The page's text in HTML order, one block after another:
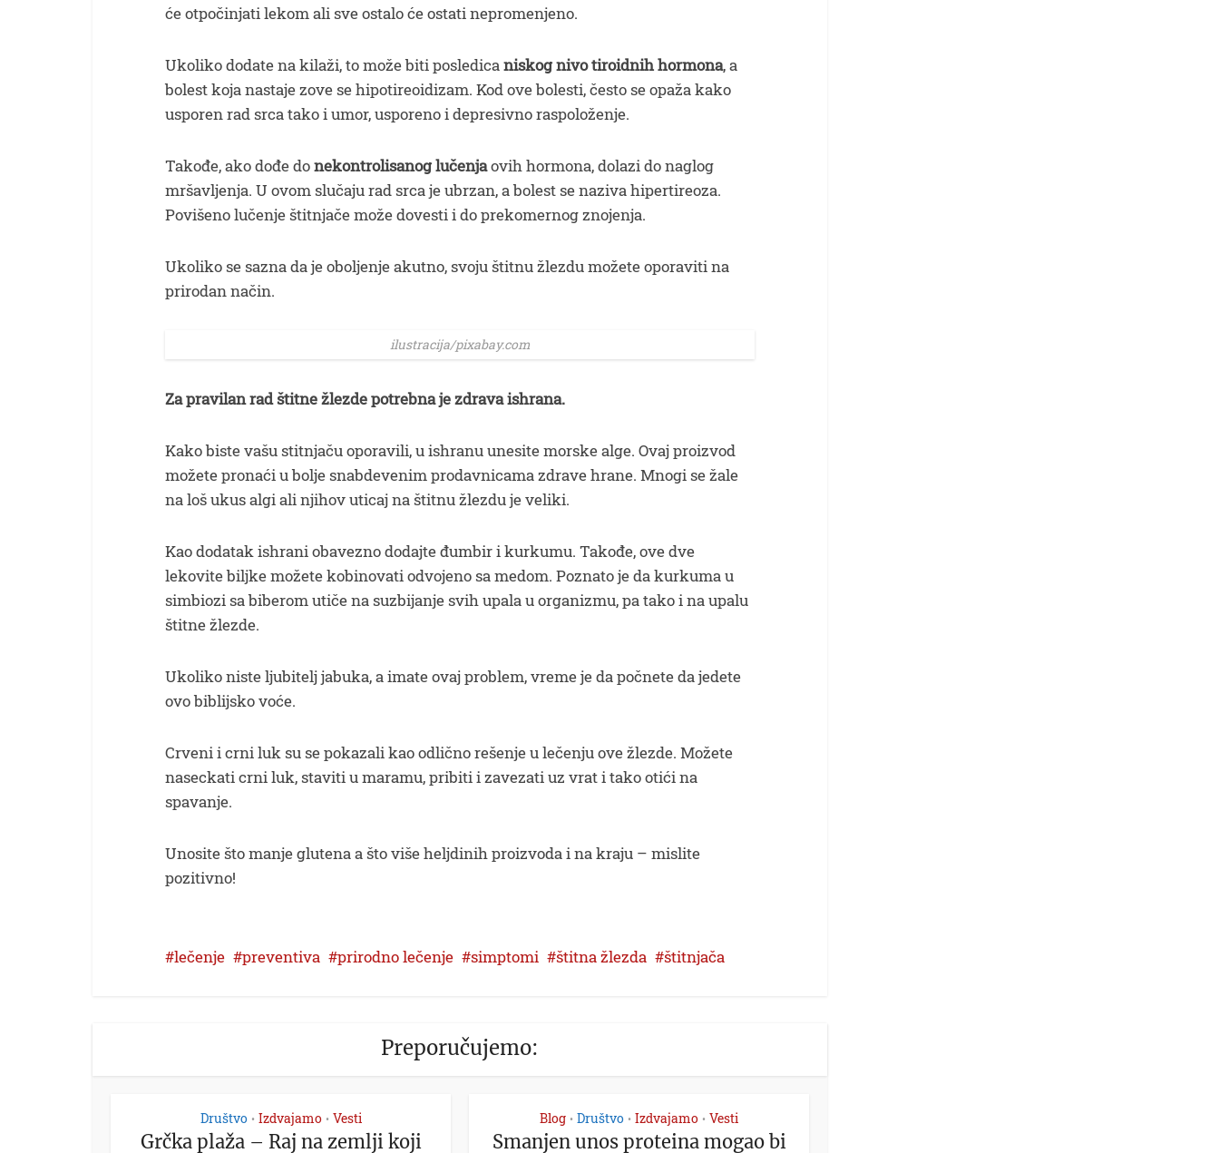
će otpočinjati lekom ali sve ostalo će ostati nepromenjeno.
Ukoliko dodate na kilaži, to može biti posledicaniskog nivo tiroidnih hormona, a
bolest koja nastaje zove se hipotireoidizam. Kod ove bolesti, često se opaža kako
usporen rad srca tako i umor, usporeno i depresivno raspoloženje.
Takođe, ako dođe donekontrolisanog lučenjaovih hormona, dolazi do naglog
mršavljenja. U ovom slučaju rad srca je ubrzan, a bolest se naziva hipertireoza.
Povišeno lučenje štitnjače može dovesti i do prekomernog znojenja.
Ukoliko se sazna da je oboljenje akutno, svoju štitnu žlezdu možete oporaviti na
prirodan način.
ilustracija/pixabay.com
Za pravilan rad štitne žlezde potrebna je zdrava ishrana.
Kako biste vašu stitnjaču oporavili, u ishranu unesite morske alge. Ovaj proizvod
možete pronaći u bolje snabdevenim prodavnicama zdrave hrane. Mnogi se žale
na loš ukus algi ali njihov uticaj na štitnu žlezdu je veliki.
Kao dodatak ishrani obavezno dodajte đumbir i kurkumu. Takođe, ove dve
lekovite biljke možete kobinovati odvojeno sa medom. Poznato je da kurkuma u
simbiozi sa biberom utiče na suzbijanje svih upala u organizmu, pa tako i na upalu
štitne žlezde.
Ukoliko niste ljubitelj jabuka, a imate ovaj problem, vreme je da počnete da jedete
ovo biblijsko voće.
Crveni i crni luk su se pokazali kao odlično rešenje u lečenju ove žlezde. Možete
naseckati crni luk, staviti u maramu, pribiti i zavezati uz vrat i tako otići na
spavanje.
Unosite što manje glutena a što više heljdinih proizvoda i na kraju – mislite
pozitivno!
lečenje preventiva prirodno lečenje simptomi štitna žlezda štitnjača
Preporučujemo:
Društvo • Izdvajamo • Vesti
Grčka plaža – Raj na zemlji koji
Blog • Društvo • Izdvajamo • Vesti
Smanjen unos proteina mogao bi